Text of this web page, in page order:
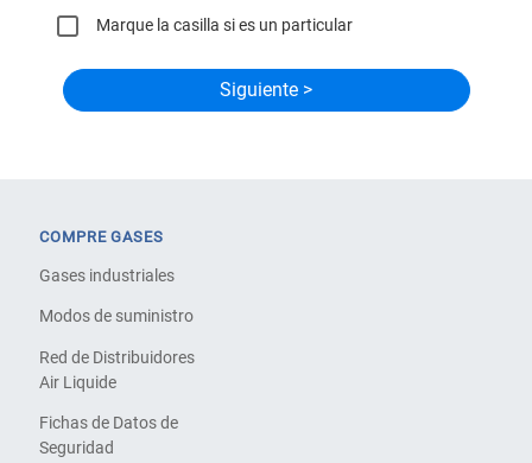
Marque la casilla si es un particular
COMPRE GASES
Gases industriales
Modos de suministro
Red de Distribuidores
Air Liquide
Fichas de Datos de
Seguridad